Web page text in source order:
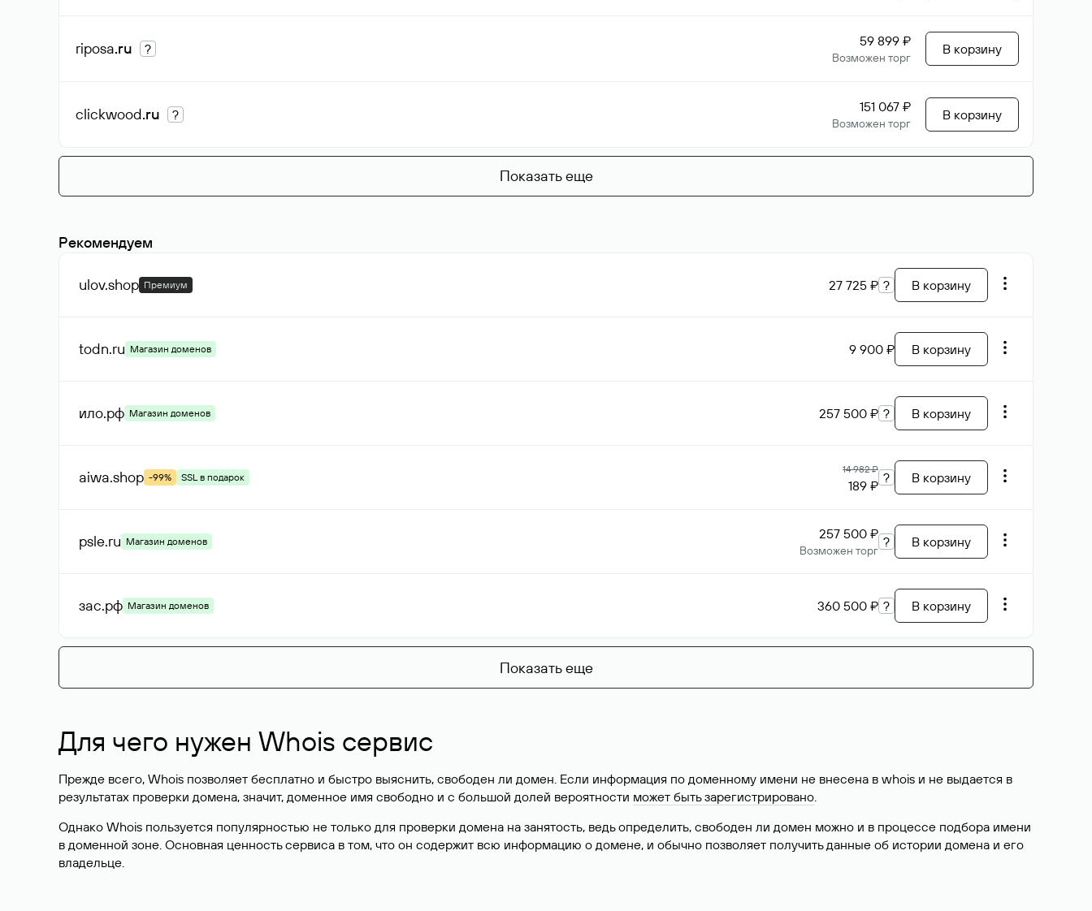
riposa.ru ? 59 899 ₽
Возможен торг
В корзину
clickwood.ru ? 151 067 ₽
Возможен торг
В корзину
Показать еще
Рекомендуем
ulov.shop Премиум 27 725 ₽ ? В корзину
todn.ru Магазин доменов 9 900 ₽ В корзину
ило.рф Магазин доменов 257 500 ₽ ? В корзину
aiwa.shop -99% SSL в подарок
14 982 ₽
189 ₽ ? В корзину
psle.ru Магазин доменов 257 500 ₽
Возможен торг
? В корзину
зас.рф Магазин доменов 360 500 ₽ ? В корзину
Показать еще
Для чего нужен Whois сервис
Прежде всего, Whois позволяет бесплатно и быстро выяснить, свободен ли домен. Если информация по доменному имени не внесена в whois и не выдается в
результатах проверки домена, значит, доменное имя свободно и с большой долей вероятности может быть зарегистрировано.
Однако Whois пользуется популярностью не только для проверки домена на занятость, ведь определить, свободен ли домен можно и в процессе подбора имени
в доменной зоне. Основная ценность сервиса в том, что он содержит всю информацию о домене, и обычно позволяет получить данные об истории домена и его
владельце.